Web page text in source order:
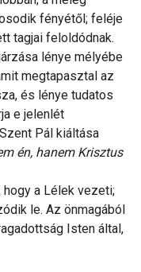
fényétől; feléje
tagjai feloldódnak.
lénye mélyébe
megtapasztal az
és lénye tudatos
e jelenlét
Pál kiáltása
én, hanem Krisztus
a Lélek vezeti;
le. Az önmagából
Isten által,